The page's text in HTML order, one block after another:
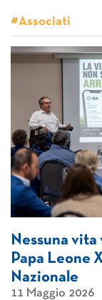
#Associati
Nessuna
Papa Leone
Nazionale
11 Maggio 2026